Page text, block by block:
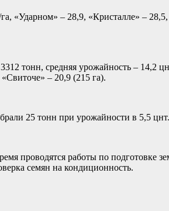
«Ударном» – 28,9, «Кристалле» –
тонн, средняя урожайность – 14,2
– 20,9 (215 га).
25 тонн при урожайности в 5,5
проводятся работы по подготовке
семян на кондиционность.